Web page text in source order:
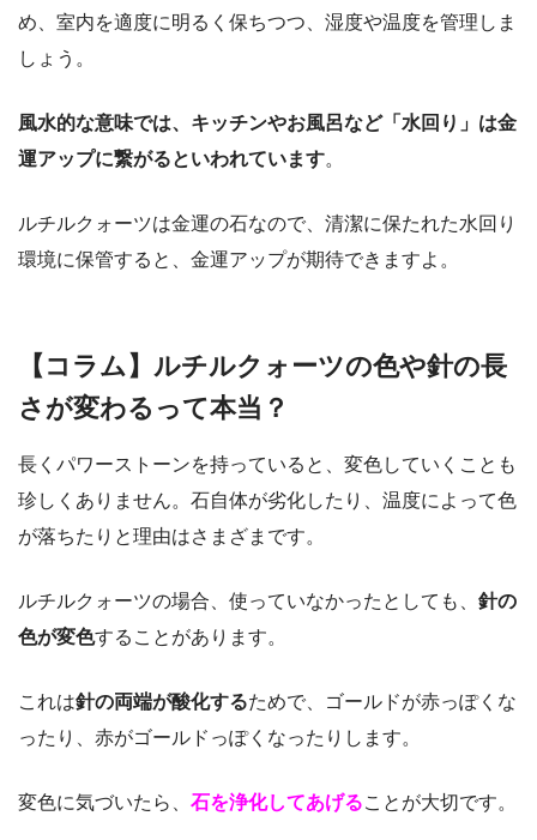
め、室内を適度に明るく保ちつつ、湿度や温度を管理しま
しょう。
風水的な意味では、キッチンやお風呂など「水回り」は金
運アップに繋がるといわれています。
ルチルクォーツは金運の石なので、清潔に保たれた水回り
環境に保管すると、金運アップが期待できますよ。
【コラム】ルチルクォーツの色や針の長
さが変わるって本当？
長くパワーストーンを持っていると、変色していくことも
珍しくありません。石自体が劣化したり、温度によって色
が落ちたりと理由はさまざまです。
ルチルクォーツの場合、使っていなかったとしても、 針の
色が変色することがあります。
これは針の両端が酸化するためで、ゴールドが赤っぽくな
ったり、赤がゴールドっぽくなったりします。
変色に気づいたら、 石を浄化してあげることが大切です。